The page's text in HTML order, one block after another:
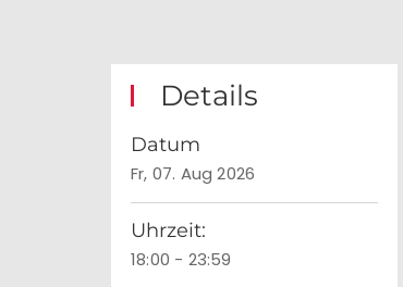
Details
Datum
Fr, 07. Aug 2026
Uhrzeit:
18:00 - 23:59